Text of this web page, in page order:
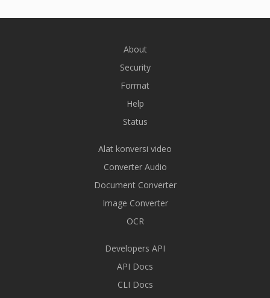
About
Security
Format
Help
Status
Alat konversi video
Converter Audio
Document Converter
Image Converter
OCR
Developers API
API Docs
CLI Docs